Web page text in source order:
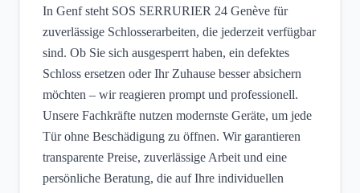
In Genf steht SOS SERRURIER 24 Genève für
zuverlässige Schlosserarbeiten, die jederzeit verfügbar
sind. Ob Sie sich ausgesperrt haben, ein defektes
Schloss ersetzen oder Ihr Zuhause besser absichern
möchten – wir reagieren prompt und professionell.
Unsere Fachkräfte nutzen modernste Geräte, um jede
Tür ohne Beschädigung zu öffnen. Wir garantieren
transparente Preise, zuverlässige Arbeit und eine
persönliche Beratung, die auf Ihre individuellen